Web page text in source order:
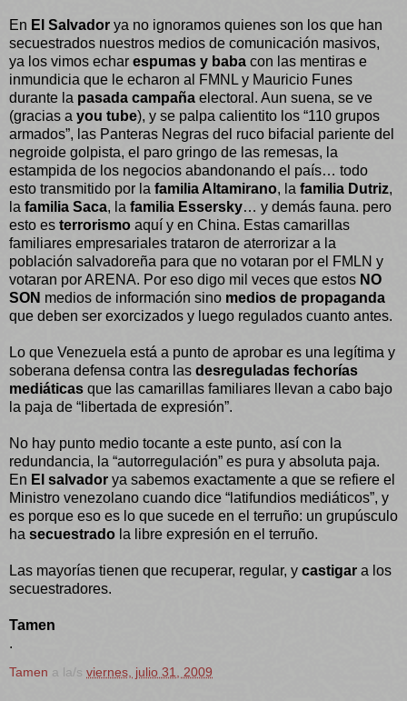
En El Salvador ya no ignoramos quienes son los que han
secuestrados nuestros medios de comunicación masivos,
ya los vimos echar espumas y baba con las mentiras e
inmundicia que le echaron al FMNL y Mauricio Funes
durante la pasada campaña electoral. Aun suena, se ve
(gracias a you tube), y se palpa calientito los “110 grupos
armados”, las Panteras Negras del ruco bifacial pariente del
negroide golpista, el paro gringo de las remesas, la
estampida de los negocios abandonando el país… todo
esto transmitido por la familia Altamirano, la familia Dutriz,
la familia Saca, la familia Essersky… y demás fauna. pero
esto es terrorismo aquí y en China. Estas camarillas
familiares empresariales trataron de aterrorizar a la
población salvadoreña para que no votaran por el FMLN y
votaran por ARENA. Por eso digo mil veces que estos NO
SON medios de información sino medios de propaganda
que deben ser exorcizados y luego regulados cuanto antes.
Lo que Venezuela está a punto de aprobar es una legítima y
soberana defensa contra las desreguladas fechorías
mediáticas que las camarillas familiares llevan a cabo bajo
la paja de “libertada de expresión”.
No hay punto medio tocante a este punto, así con la
redundancia, la “autorregulación” es pura y absoluta paja.
En El salvador ya sabemos exactamente a que se refiere el
Ministro venezolano cuando dice “latifundios mediáticos”, y
es porque eso es lo que sucede en el terruño: un grupúsculo
ha secuestrado la libre expresión en el terruño.
Las mayorías tienen que recuperar, regular, y castigar a los
secuestradores.
Tamen
.
Tamen a la/s viernes, julio 31, 2009